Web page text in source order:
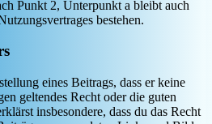
Punkt 2, Unterpunkt a bleibt auch
bestehen.
eines Beitrags, dass er keine
geltendes Recht oder die guten
insbesondere, dass du das Recht